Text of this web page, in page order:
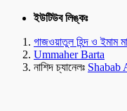
ইউটিউব লিঙ্কঃ
গাজওয়াতুল হিন্দ ও ইমাম
Ummaher Barta
নাশিদ চ্যানেলঃ Shabab